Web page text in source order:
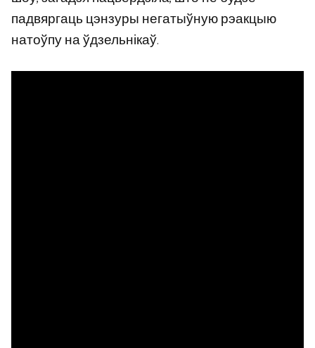
падвяргаць цэнзуры негатыўную рэакцыю
натоўпу на ўдзельнікаў.